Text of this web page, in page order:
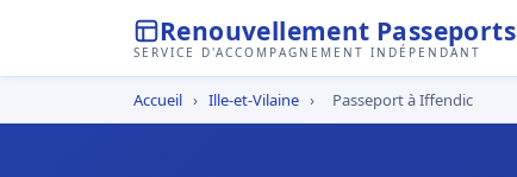
Renouvellement Passeports
SERVICE D'ACCOMPAGNEMENT INDÉPENDANT
Accueil › Ille-et-Vilaine › Passeport à Iffendic